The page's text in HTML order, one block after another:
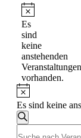
Hinweis
Es
sind
keine
anstehenden
Veranstaltungen
vorhanden.
Hinweis
Es sind keine
Suche
Suche